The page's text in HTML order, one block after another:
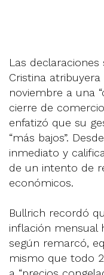
Las
Cristina
noviembre a una
cierre de
enfatizó que su
“más bajos”.
inmediato y
de un intento de
económicos.
Bullrich recordó
inflación mensual
según remarcó,
mismo que todo